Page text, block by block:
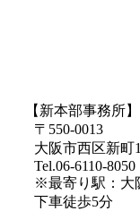
【新本部事務所】
〒550-0013
大阪市西区新町
Tel.06-6110-
※最寄り駅：大
下車徒歩5分